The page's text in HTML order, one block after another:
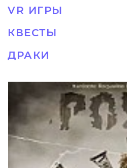
VR ИГРЫ
КВЕСТЫ
ДРАКИ